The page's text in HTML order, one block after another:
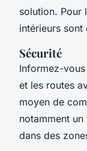
solution. Pour
intérieurs sont
Sécurité
Informez-
et les routes
moyen de
notamment
dans des